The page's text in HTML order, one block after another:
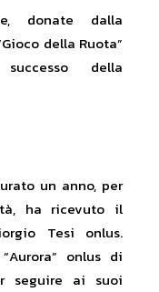
donate dalla
della Ruota”
della
un anno, per
ha ricevuto il
Tesi onlus.
onlus di
seguire ai suoi